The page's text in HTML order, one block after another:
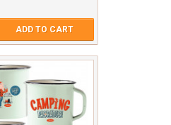
ADD TO CART